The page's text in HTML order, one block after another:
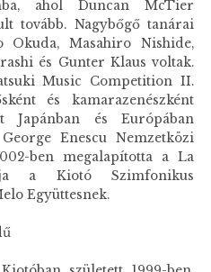
ahol Duncan McTier
tovább. Nagybőgő tanárai
Okuda, Masahiro Nishide,
és Gunter Klaus voltak.
Music Competition II.
és kamarazenészként
Japánban és Európában
Enescu Nemzetközi
ben megalapította a La
a Kiotó Szimfonikus
Együttesnek.